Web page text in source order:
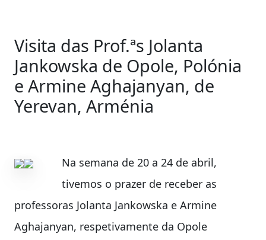
Visita das Prof.ªs Jolanta
Jankowska de Opole, Polónia
e Armine Aghajanyan, de
Yerevan, Arménia
Na semana de 20 a 24 de abril,
tivemos o prazer de receber as
professoras Jolanta Jankowska e Armine
Aghajanyan, respetivamente da Opole